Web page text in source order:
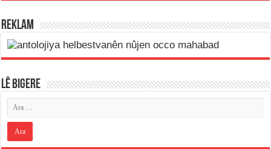
REKLAM
LÊ BIGERE